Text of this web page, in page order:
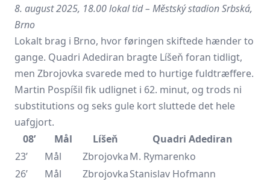
8. august 2025, 18.00 lokal tid – Městský stadion Srbská,
Brno
Lokalt brag i Brno, hvor føringen skiftede hænder to
gange. Quadri Adediran bragte Líšeň foran tidligt,
men Zbrojovka svarede med to hurtige fuldtræffere.
Martin Pospíšil fik udlignet i 62. minut, og trods ni
substitutions og seks gule kort sluttede det hele
uafgjort.
08’
Mål Líšeň
Quadri Adediran
23’
Mål ZbrojovkaM. Rymarenko
26’
Mål ZbrojovkaStanislav Hofmann